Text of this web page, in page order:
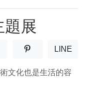
題展
至facebook(另開新視窗)
分享至噗浪(另開新視窗)
LINE
文化也是生活的容